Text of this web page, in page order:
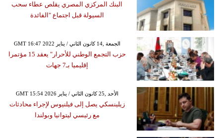
البنك المركزي المصري يقلص عطاء سحب
السيولة قبل اجتماع "الفائدة
GMT 16:47 2022 الجمعة ,14 كانون الثاني / يناير
حزب التجمع الوطني للأحرار" يعقد 15 مؤتمرا
إقليميا بـ7 جهات
GMT 15:54 2026 الأحد ,25 كانون الثاني / يناير
زيلينسكي يصل إلى فيلنيوس لإجراء محادثات
مع رئيسي ليتوانيا وبولندا